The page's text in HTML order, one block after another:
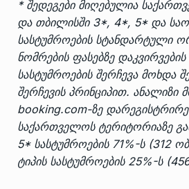
* შედეგები მიღებულია
და თბილისში 3*, 4*, 5* და
სასტუმროების სტანდარტული
ნომრების ფასებზე
სასტუმროების შერჩევა მოხდა
შერჩევის პრინციპით. ანალიზი
booking.com-ზე
საქართველოს ტერიტორიაზე
5* სასტუმროების 71%-ს (312
ტიპის სასტუმროების 25%-ს